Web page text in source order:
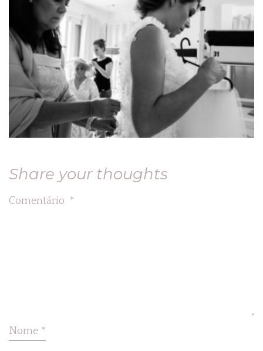
Share your thoughts
Comentário *
Nome *